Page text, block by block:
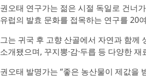
권오태 연구가는 젊은 시절 독일로 건너
유럽의 발효 문화를 접목하는 연구를 20
그는 귀국 후 고향 산골에서 자연과 함께
소개됐으며, 꾸지뽕·감·두릅 등 다양한
권오태 발명가는 “좋은 농산물이 제값을